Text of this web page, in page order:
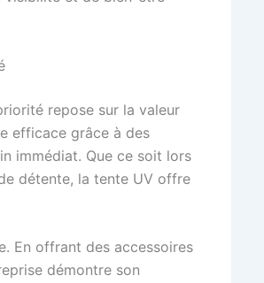
repose sur la valeur
efficace grâce à des
immédiat. Que ce soit lors
détente, la tente UV offre
En offrant des accessoires
démontre son